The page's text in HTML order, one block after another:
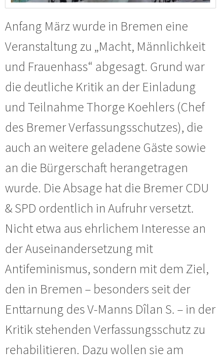
Anfang März wurde in Bremen eine
Veranstaltung zu „Macht, Männlichkeit
und Frauenhass“ abgesagt. Grund war
die deutliche Kritik an der Einladung
und Teilnahme Thorge Koehlers (Chef
des Bremer Verfassungsschutzes), die
auch an weitere geladene Gäste sowie
an die Bürgerschaft herangetragen
wurde. Die Absage hat die Bremer CDU
& SPD ordentlich in Aufruhr versetzt.
Nicht etwa aus ehrlichem Interesse an
der Auseinandersetzung mit
Antifeminismus, sondern mit dem Ziel,
den in Bremen – besonders seit der
Enttarnung des V-Manns Dîlan S. – in der
Kritik stehenden Verfassungsschutz zu
rehabilitieren. Dazu wollen sie am